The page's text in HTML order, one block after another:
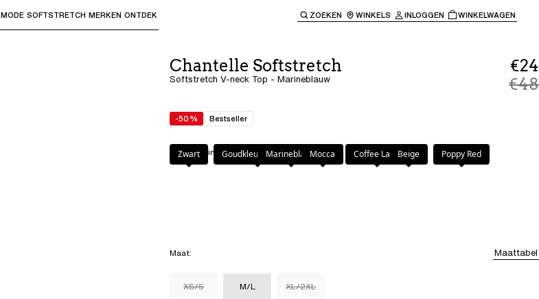
en "Pijl omhoog" of "Escape" om terug te keren naar de hoofdnavigatie.
SOFTSTRETCH MERKEN ONTDEK ZOEKEN WINKELS INLOGGEN WINKELWAGEN
Chantelle Softstretch
Softstretch V-neck Top - Marineblauw
€24
€48
-50% Bestseller
Kleur: Marineblauw
Zwart Goudkleurig Beige
MarineblauwMocca Coffee LatteBeige Poppy Red
Maat: Maattabel
XS/S M/L XL/2XL